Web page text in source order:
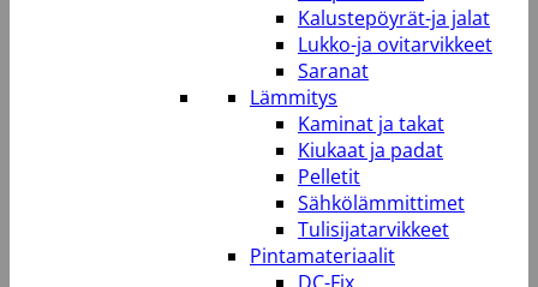
Kalustepöyrät-ja jalat
Lukko-ja ovitarvikkeet
Saranat
Lämmitys
Kaminat ja takat
Kiukaat ja padat
Pelletit
Sähkölämmittimet
Tulisijatarvikkeet
Pintamateriaalit